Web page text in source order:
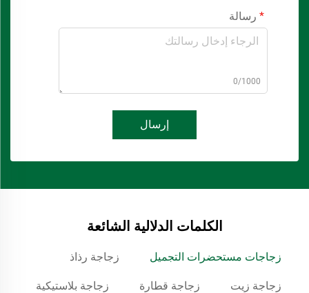
رسالة
0/1000
إرسال
الكلمات الدلالية الشائعة
زجاجات مستحضرات التجميل زجاجة رذاذ
زجاجة زيت زجاجة قطارة زجاجة بلاستيكية